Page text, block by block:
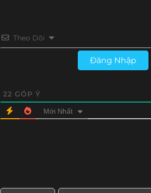
Theo Dõi
Đăng Nhập
22 GÓP Ý
Mới Nhất